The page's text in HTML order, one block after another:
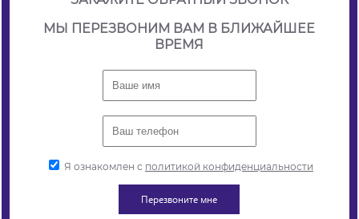
МЫ ПЕРЕЗВОНИМ ВАМ В БЛИЖАЙШЕЕ
ВРЕМЯ
Я ознакомлен с политикой конфиденциальности